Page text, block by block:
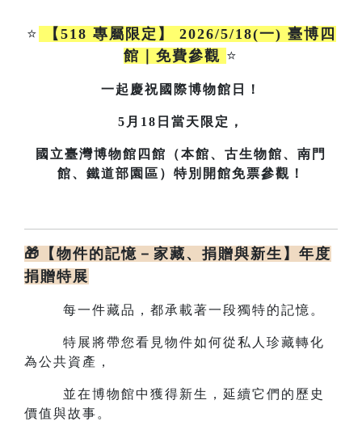
⭐
【518 專屬限定】 2026/5/18(一) 臺博四
館｜免費參觀 ⭐
一起慶祝國際博物館日！
5月18日當天限定，
國立臺灣博物館四館（本館、古生物館、南門
館、鐵道部園區）特別開館免票參觀！
🎁【物件的記憶－家藏、捐贈與新生】年度
捐贈特展
每一件藏品，都承載著一段獨特的記憶。
特展將帶您看見物件如何從私人珍藏轉化
為公共資產，
並在博物館中獲得新生，延續它們的歷史
價值與故事。